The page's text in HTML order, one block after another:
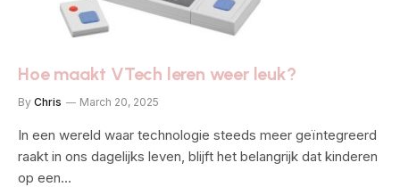
Hoe maakt VTech leren weer leuk?
By Chris March 20, 2025
In een wereld waar technologie steeds meer geïntegreerd
raakt in ons dagelijks leven, blijft het belangrijk dat kinderen
op een…